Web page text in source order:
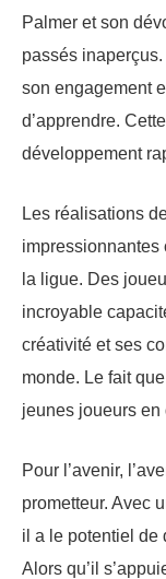
Palmer et son
passés
son engagement
d’apprendre.
développement
Les réalisations
impressionnantes
la ligue. Des
incroyable
créativité et ses
monde. Le fait
jeunes joueurs en
Pour l’avenir,
prometteur. Avec
il a le potentiel de
Alors qu’il